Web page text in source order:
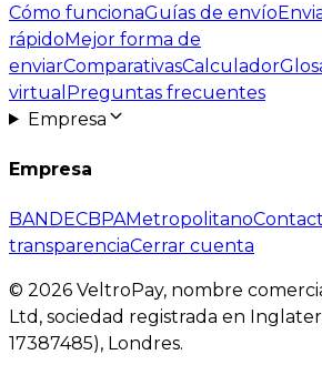
Cómo funcionaGuías de envío
rápidoMejor forma de
enviarComparativasCalculador
virtual Preguntas frecuentes
Empresa
Empresa
BANDECBPAMetropolitano
transparenciaCerrar cuenta
© 2026 VeltroPay, nombre
Ltd, sociedad registrada en
17387485), Londres.